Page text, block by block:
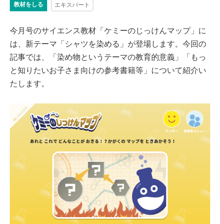
教材をしる エキスパート
今月号のサイエンス教材「ケミーのじっけんマップ」に
は、新テーマ「シャツを染める」が登場します。今回の
記事では、「染め物というテーマの教育的意義」「もっ
と知りたいお子さま向けの参考書籍等」について紹介い
たします。